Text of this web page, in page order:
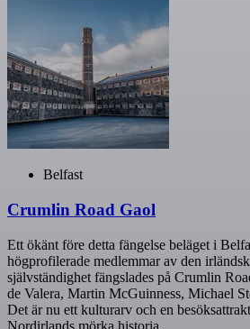
Belfast
Crumlin Road Gaol
Ett ökänt före detta fängelse beläget i
högprofilerade medlemmar av den
självständighet fängslades på Crumlin
de Valera, Martin McGuinness, Michael
Det är nu ett kulturarv och en
Nordirlands mörka historia.